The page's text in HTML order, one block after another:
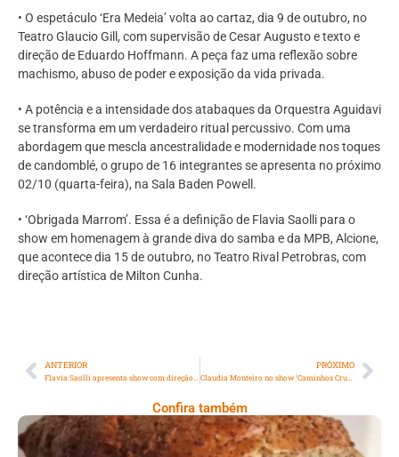
• O espetáculo ‘Era Medeia’ volta ao cartaz, dia 9 de outubro, no
Teatro Glaucio Gill, com supervisão de Cesar Augusto e texto e
direção de Eduardo Hoffmann. A peça faz uma reflexão sobre
machismo, abuso de poder e exposição da vida privada.
• A potência e a intensidade dos atabaques da Orquestra Aguidavi
se transforma em um verdadeiro ritual percussivo. Com uma
abordagem que mescla ancestralidade e modernidade nos toques
de candomblé, o grupo de 16 integrantes se apresenta no próximo
02/10 (quarta-feira), na Sala Baden Powell.
• ‘Obrigada Marrom’. Essa é a definição de Flavia Saolli para o
show em homenagem à grande diva do samba e da MPB, Alcione,
que acontece dia 15 de outubro, no Teatro Rival Petrobras, com
direção artística de Milton Cunha.
ANTERIOR PRÓXIMO
Claudia Monteiro no show ‘Caminhos Cruzados’
Confira também